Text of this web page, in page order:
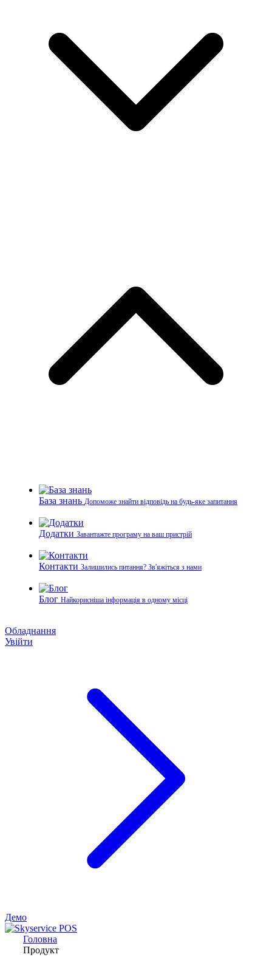
База знань Допоможе знайти відповідь на будь-яке запитання
Додатки Завантажте програму на ваш пристрій
Контакти Залишились питання? Зв'яжіться з нами
Блог Найкорисніша інформація в одному місці
Обладнання
Увійти
Демо
Головна
Продукт